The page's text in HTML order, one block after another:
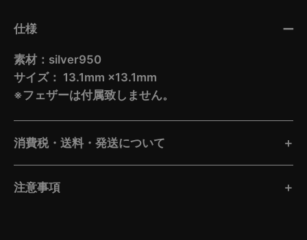
仕様
素材：silver950
サイズ： 13.1mm ×13.1mm
※フェザーは付属致しません。
消費税・送料・発送について
注意事項